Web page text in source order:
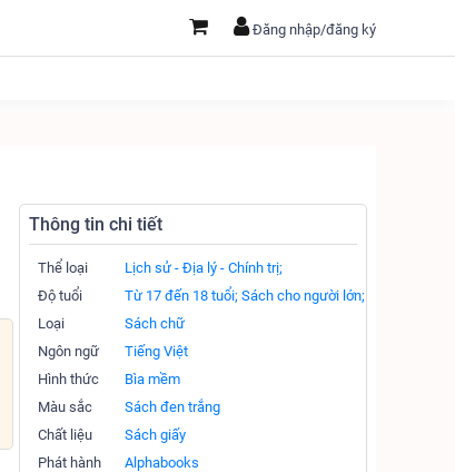
Đăng nhập/đăng ký
Thông tin chi tiết
Thể loại
Lịch sử - Địa lý - Chính trị;
Độ tuổi
Từ 17 đến 18 tuổi; Sách cho người lớn;
Loại
Sách chữ
Ngôn ngữ
Tiếng Việt
Hình thức
Bìa mềm
Màu sắc
Sách đen trắng
Chất liệu
Sách giấy
Phát hành
Alphabooks